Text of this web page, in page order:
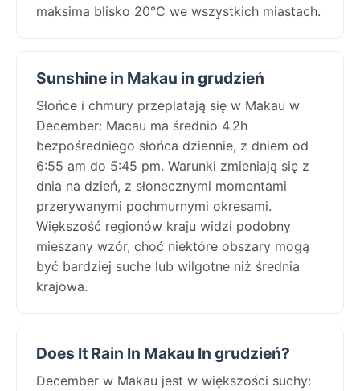
maksima blisko 20°C we wszystkich miastach.
Sunshine in Makau in grudzień
Słońce i chmury przeplatają się w Makau w
December: Macau ma średnio 4.2h
bezpośredniego słońca dziennie, z dniem od
6:55 am do 5:45 pm. Warunki zmieniają się z
dnia na dzień, z słonecznymi momentami
przerywanymi pochmurnymi okresami.
Większość regionów kraju widzi podobny
mieszany wzór, choć niektóre obszary mogą
być bardziej suche lub wilgotne niż średnia
krajowa.
Does It Rain In Makau In grudzień?
December w Makau jest w większości suchy: